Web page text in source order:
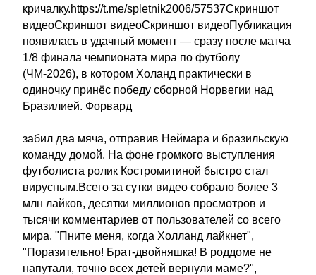
кричалку.https://t.me/spletnik2006/57537Скриншот
видеоСкриншот видеоСкриншот видеоПубликация
появилась в удачный момент — сразу после матча
1/8 финала чемпионата мира по футболу
(ЧМ-2026), в котором Холанд практически в
одиночку принёс победу сборной Норвегии над
Бразилией. Форвард
забил два мяча, отправив Неймара и бразильскую
команду домой. На фоне громкого выступления
футболиста ролик Костромитиной быстро стал
вирусным.Всего за сутки видео собрало более 3
млн лайков, десятки миллионов просмотров и
тысячи комментариев от пользователей со всего
мира. "Пните меня, когда Холланд лайкнет",
"Поразительно! Брат-двойняшка! В роддоме не
напутали, точно всех детей вернули маме?",